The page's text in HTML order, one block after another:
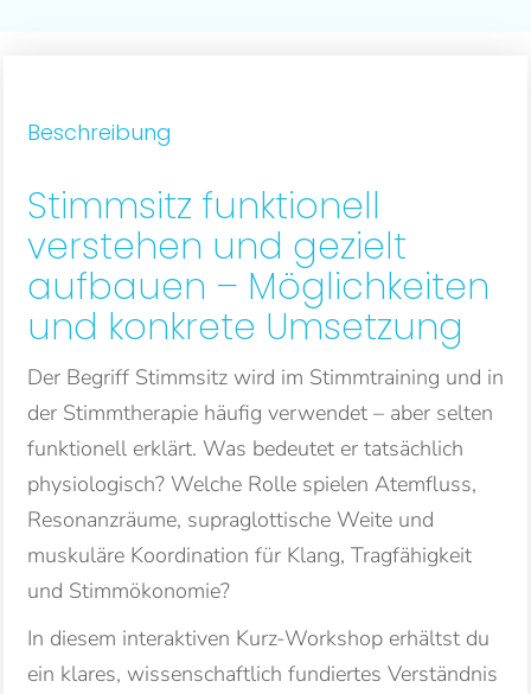
Beschreibung
Stimmsitz funktionell
verstehen und gezielt
aufbauen – Möglichkeiten
und konkrete Umsetzung
Der Begriff Stimmsitz wird im Stimmtraining und in
der Stimmtherapie häufig verwendet – aber selten
funktionell erklärt. Was bedeutet er tatsächlich
physiologisch? Welche Rolle spielen Atemfluss,
Resonanzräume, supraglottische Weite und
muskuläre Koordination für Klang, Tragfähigkeit
und Stimmökonomie?
In diesem interaktiven Kurz-Workshop erhältst du
ein klares, wissenschaftlich fundiertes Verständnis